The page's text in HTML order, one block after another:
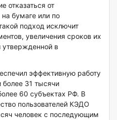
отказаться от
бумаге или по
подход исключит
увеличения сроков их
утвержденной в
эффективную работу
31 тысячи
60 субъектах РФ. В
пользователей КЭДО
человек с последующим